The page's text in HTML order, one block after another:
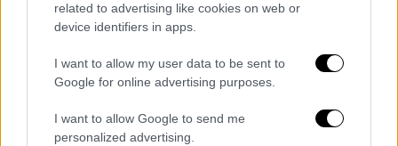
related to advertising like cookies on web or
device identifiers in apps.
I want to allow my user data to be sent to
Google for online advertising purposes.
I want to allow Google to send me
personalized advertising.
Ήταν λίγα λεπτά μετά τις 10:00 το πρωί όταν
πυροβολισμοί
κατάστημα στηΓλυφάδαστη συμβολή των
οδώνΛευκωσίας καιΜικράς Ασίας
Σύμφωνα με την
Αστυνομία
, στο σημείο
εντοπίστηκαν δύο νεκροί και ένας